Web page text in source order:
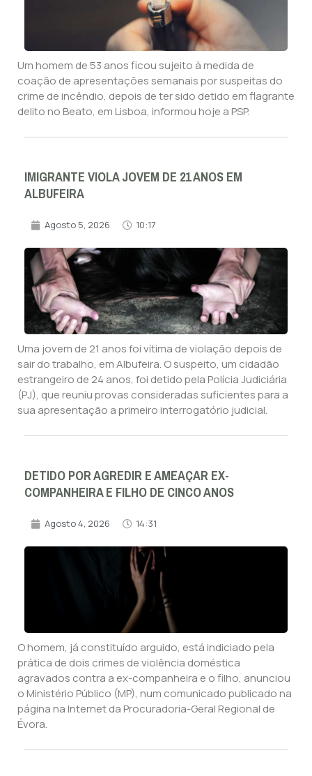
Um homem de 53 anos ficou sujeito à medida de
coação de apresentações semanais por suspeitas do
crime de incêndio, depois de ter sido detido em flagrante
delito no Beato, em Lisboa, informou hoje a PSP.
IMIGRANTE VIOLA JOVEM DE 21 ANOS EM
ALBUFEIRA
Agosto 5, 2026 10:17
Uma jovem de 21 anos foi vítima de violação depois de
sair do trabalho, em Albufeira. O suspeito, um cidadão
estrangeiro de 24 anos, foi detido pela Polícia Judiciária
(PJ), que reuniu provas consideradas suficientes para a
sua apresentação a primeiro interrogatório judicial.
DETIDO POR AGREDIR E AMEAÇAR EX-
COMPANHEIRA E FILHO DE CINCO ANOS
Agosto 4, 2026 14:31
O homem, já constituído arguido, está indiciado pela
prática de dois crimes de violência doméstica
agravados contra a ex-companheira e o filho, anunciou
o Ministério Público (MP), num comunicado publicado na
página na Internet da Procuradoria-Geral Regional de
Évora.